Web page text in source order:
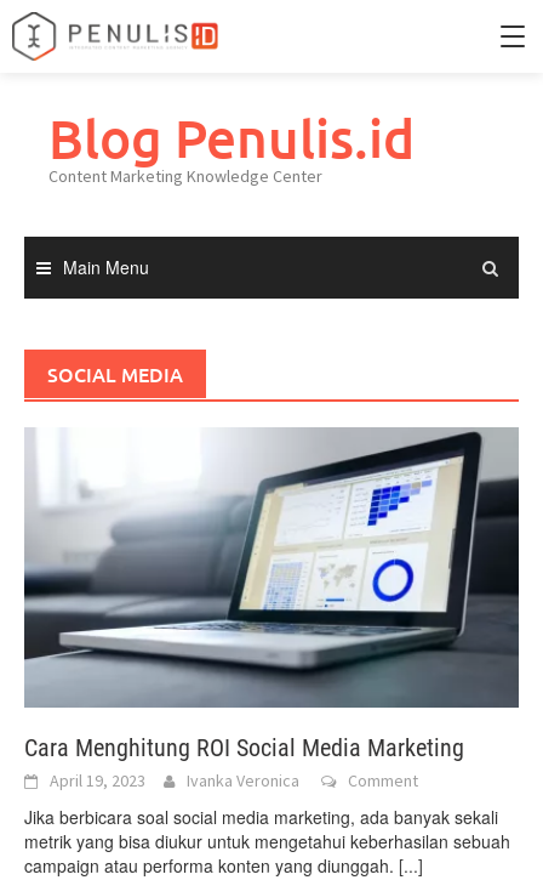
Home
Portfolio
Blog Penulis.id
Content Marketing Knowledge Center
Main Menu
SOCIAL MEDIA
Cara Menghitung ROI Social Media Marketing
April 19, 2023 Ivanka Veronica Comment
Jika berbicara soal social media marketing, ada banyak sekali
metrik yang bisa diukur untuk mengetahui keberhasilan sebuah
campaign atau performa konten yang diunggah. [...]